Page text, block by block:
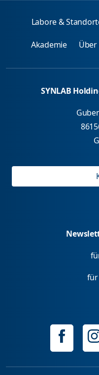
Labore &
Akademie Über
SYNLAB
für